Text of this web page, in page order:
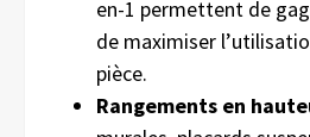
en-1 permettent de
de maximiser
pièce.
Rangements en